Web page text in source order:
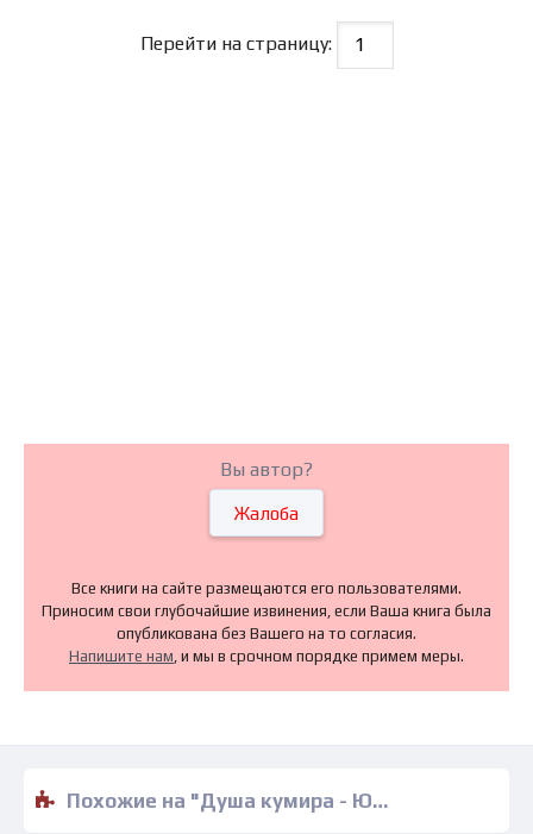
Перейти на страницу:
Вы автор?
Жалоба
Все книги на сайте размещаются его пользователями.
Приносим свои глубочайшие извинения, если Ваша книга была
опубликована без Вашего на то согласия.
Напишите нам, и мы в срочном порядке примем меры.
Похожие на "Душа кумира - Юлия Узун" книги читать бесплатно полные версии